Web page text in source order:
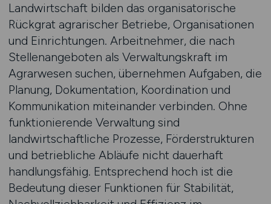
Landwirtschaft bilden das organisatorische
Rückgrat agrarischer Betriebe, Organisationen
und Einrichtungen. Arbeitnehmer, die nach
Stellenangeboten als Verwaltungskraft im
Agrarwesen suchen, übernehmen Aufgaben, die
Planung, Dokumentation, Koordination und
Kommunikation miteinander verbinden. Ohne
funktionierende Verwaltung sind
landwirtschaftliche Prozesse, Förderstrukturen
und betriebliche Abläufe nicht dauerhaft
handlungsfähig. Entsprechend hoch ist die
Bedeutung dieser Funktionen für Stabilität,